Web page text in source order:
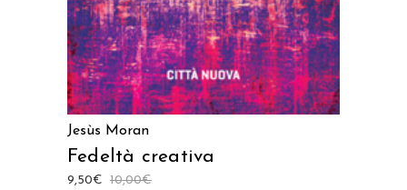
Jesùs Moran
Fedeltà creativa
10,00€
9,50€